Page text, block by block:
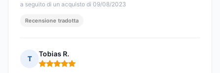
a seguito di un acquisto di 09/08/2023
Recensione tradotta
T
Tobias R.
Nota: 5 su 5